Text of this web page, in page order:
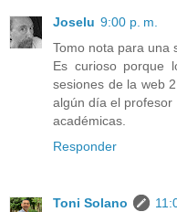
Joselu 9:00 p. m.
Tomo nota para una
Es curioso porque
sesiones de la web
algún día el profesor
académicas.
Responder
Toni Solano